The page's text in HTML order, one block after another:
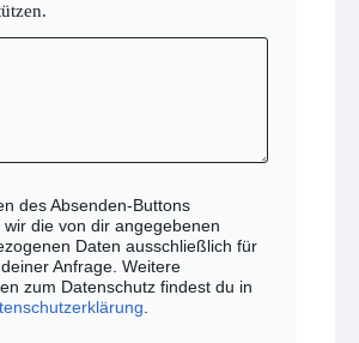
des Absenden-Buttons
die von dir angegebenen
Daten ausschließlich für
Anfrage. Weitere
zum Datenschutz findest du in